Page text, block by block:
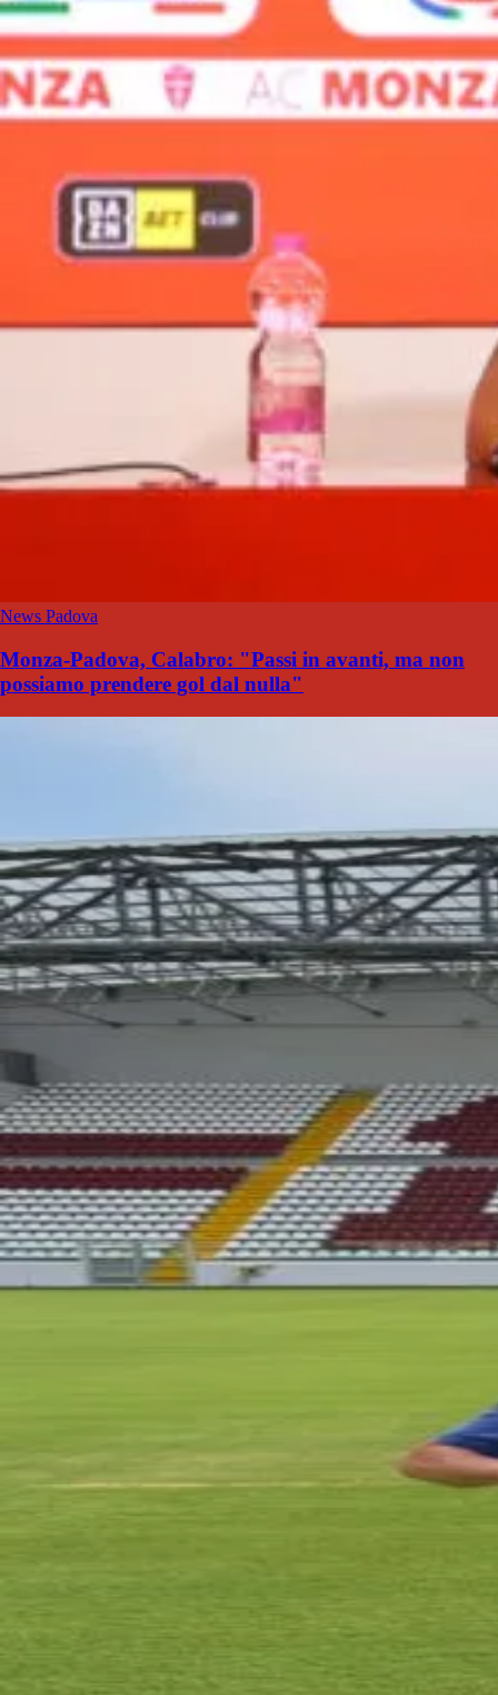
News Padova
Monza-Padova, Calabro: "Passi in avanti, ma non
possiamo prendere gol dal nulla"